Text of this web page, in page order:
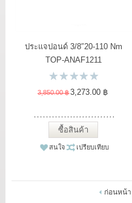
ประแจปอนด์ 3/8″20-110 Nm
TOP-ANAF1211
3,850.00 ฿3,273.00 ฿
ซื้อสินค้า
สนใจ เปรียบเทียบ
ก่อนหน้า